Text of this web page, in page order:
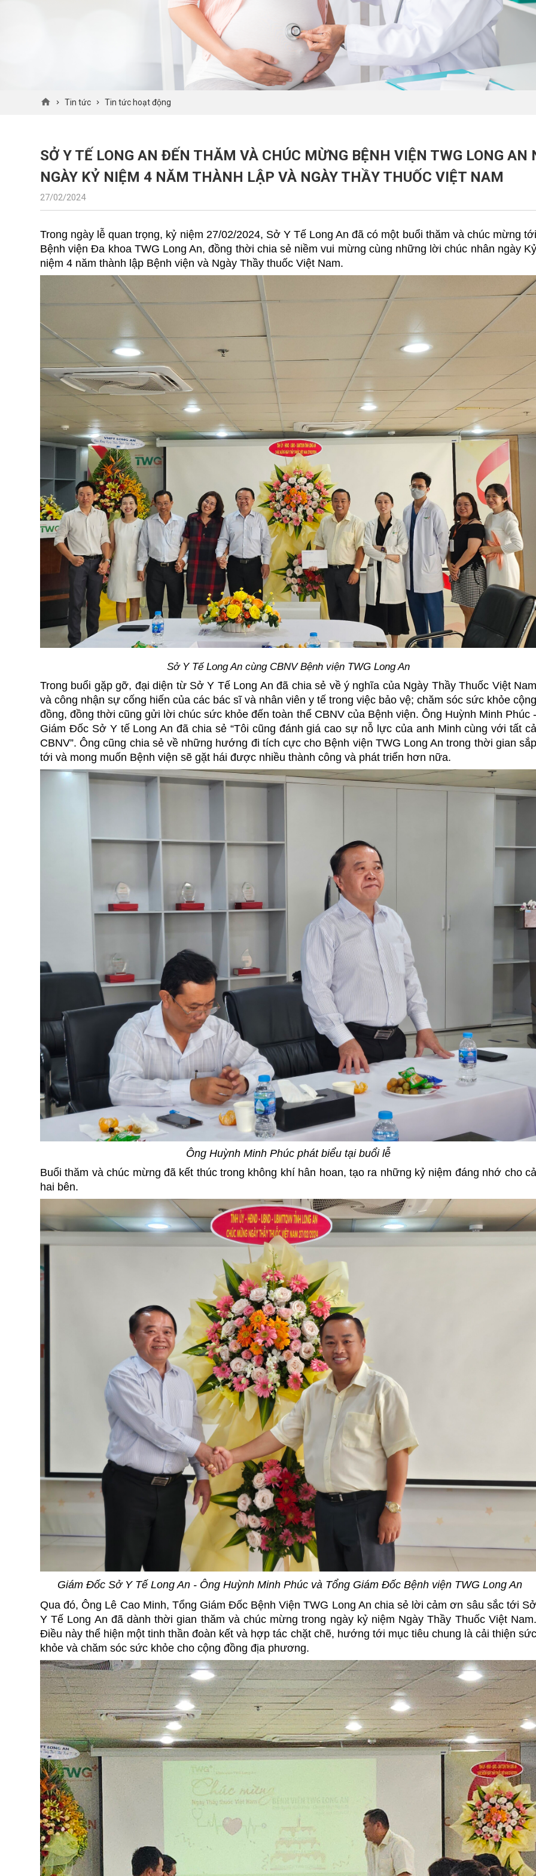
Tin tức Tin tức hoạt động
SỞ Y TẾ LONG AN ĐẾN THĂM VÀ CHÚC MỪNG BỆNH VIỆN TWG LONG AN
NGÀY KỶ NIỆM 4 NĂM THÀNH LẬP VÀ NGÀY THẦY THUỐC VIỆT NAM
27/02/2024
Trong ngày lễ quan trọng, kỷ niệm 27/02/2024, Sở Y Tế Long An đã có một buổi thăm và chúc mừng tới
Bệnh viện Đa khoa TWG Long An, đồng thời chia sẻ niềm vui mừng cùng những lời chúc nhân ngày Kỷ
niệm 4 năm thành lập Bệnh viện và Ngày Thầy thuốc Việt Nam.
Sở Y Tế Long An cùng CBNV Bệnh viện TWG Long An
Trong buổi gặp gỡ, đại diện từ Sở Y Tế Long An đã chia sẻ về ý nghĩa của Ngày Thầy Thuốc Việt Nam
và công nhận sự cống hiến của các bác sĩ và nhân viên y tế trong việc bảo vệ; chăm sóc sức khỏe cộng
đồng, đồng thời cũng gửi lời chúc sức khỏe đến toàn thể CBNV của Bệnh viện. Ông Huỳnh Minh Phúc -
Giám Đốc Sở Y tế Long An đã chia sẻ “Tôi cũng đánh giá cao sự nỗ lực của anh Minh cùng với tất cả
CBNV”. Ông cũng chia sẻ về những hướng đi tích cực cho Bệnh viện TWG Long An trong thời gian sắp
tới và mong muốn Bệnh viện sẽ gặt hái được nhiều thành công và phát triển hơn nữa.
Ông Huỳnh Minh Phúc phát biểu tại buổi lễ
Buổi thăm và chúc mừng đã kết thúc trong không khí hân hoan, tạo ra những kỷ niệm đáng nhớ cho cả
hai bên.
Giám Đốc Sở Y Tế Long An - Ông Huỳnh Minh Phúc và Tổng Giám Đốc Bệnh viện TWG Long An
Qua đó, Ông Lê Cao Minh, Tổng Giám Đốc Bệnh Viện TWG Long An chia sẻ lời cảm ơn sâu sắc tới Sở
Y Tế Long An đã dành thời gian thăm và chúc mừng trong ngày kỷ niệm Ngày Thầy Thuốc Việt Nam.
Điều này thể hiện một tinh thần đoàn kết và hợp tác chặt chẽ, hướng tới mục tiêu chung là cải thiện sức
khỏe và chăm sóc sức khỏe cho cộng đồng địa phương.